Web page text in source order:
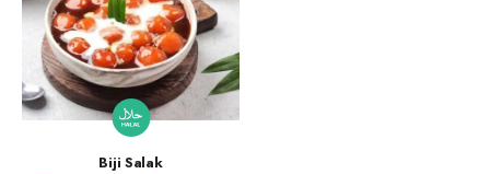
Biji Salak